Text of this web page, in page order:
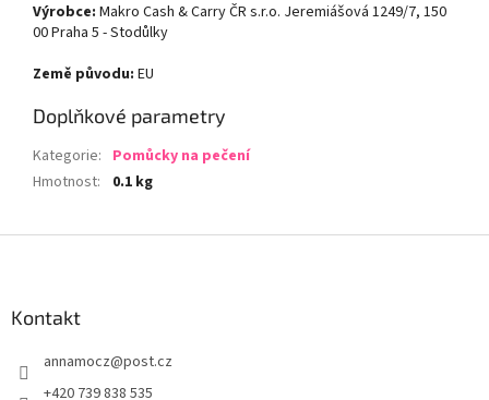
Výrobce: Makro Cash & Carry ČR s.r.o. Jeremiášová 1249/7, 150
00 Praha 5 - Stodůlky
Země původu: EU
Doplňkové parametry
Kategorie: Pomůcky na pečení
Hmotnost: 0.1 kg
Kontakt
annamocz@post.cz
+420 739 838 535